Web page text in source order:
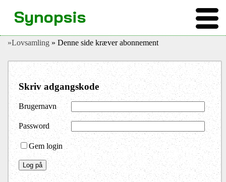
»Lovsamling » Denne side kræver abonnement
Skriv adgangskode
Brugernavn
Password
Gem login
Synopsis